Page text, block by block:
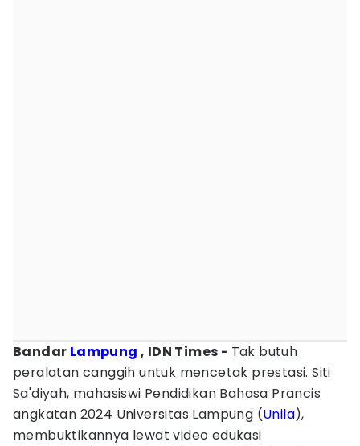
Bandar Lampung , IDN Times - Tak butuh
peralatan canggih untuk mencetak prestasi. Siti
Sa'diyah, mahasiswi Pendidikan Bahasa Prancis
angkatan 2024 Universitas Lampung (Unila),
membuktikannya lewat video edukasi